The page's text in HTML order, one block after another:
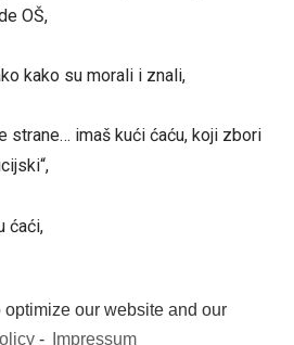
our website and our
- Impressum
OŠ,
kako su morali i znali,
strane… imaš kući ćaću, koji zbori
ćaći,